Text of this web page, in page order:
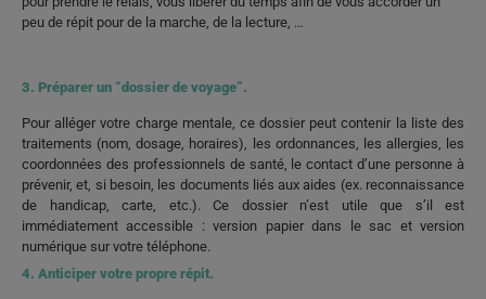
peu de répit pour de la marche, de la lecture, …
3. Préparer un “dossier de voyage”.
Pour alléger votre charge mentale, ce dossier peut contenir la liste des
traitements (nom, dosage, horaires), les ordonnances, les allergies, les
coordonnées des professionnels de santé, le contact d’une personne à
prévenir, et, si besoin, les documents liés aux aides (ex. reconnaissance
de handicap, carte, etc.). Ce dossier n’est utile que s’il est
immédiatement accessible : version papier dans le sac et version
numérique sur votre téléphone.
4. Anticiper votre propre répit.